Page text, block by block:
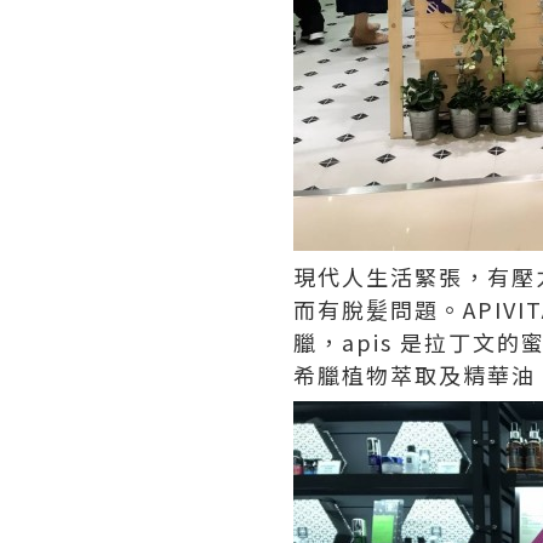
現代人生活緊張，有
而有脫髪問題。
臘，apis 是拉丁文的
希臘植物萃取及精華